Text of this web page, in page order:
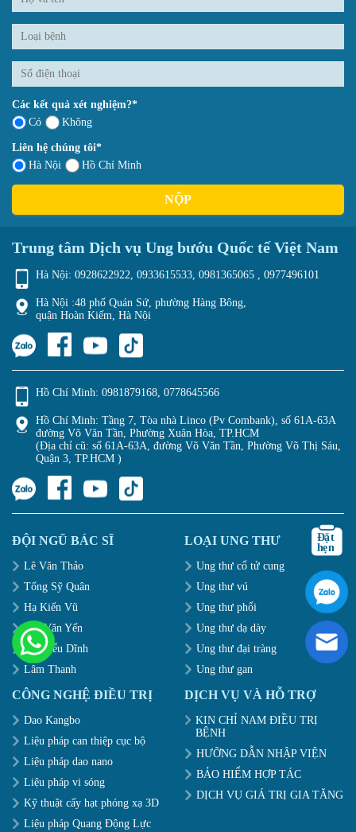
Các kết quả xét nghiệm?*
Có
Không
Liên hệ chúng tôi*
Hà Nội
Hồ Chí Minh
NỘP
Trung tâm Dịch vụ Ung bướu Quốc tế Việt Nam
Hà Nội: 0928622922, 0933615533, 0981365065 , 0977496101
Hà Nội :48 phố Quán Sứ, phường Hàng Bông,
quận Hoàn Kiếm, Hà Nội
Hồ Chí Minh: 0981879168, 0778645566
Hồ Chí Minh: Tầng 7, Tòa nhà Linco (Pv Combank), số 61A-63A
đường Võ Văn Tần, Phường Xuân Hòa, TP.HCM
(Địa chỉ cũ: số 61A-63A, đường Võ Văn Tần, Phường Võ Thị Sáu,
Quận 3, TP.HCM )
ĐỘI NGŨ BÁC SĨ
Lê Văn Thảo
Tống Sỹ Quân
Hạ Kiến Vũ
Đới Văn Yến
Mã Hiểu Dĩnh
Lâm Thanh
LOẠI UNG THƯ
Ung thư cổ tử cung
Ung thư vú
Ung thư phổi
Ung thư dạ dày
Ung thư đại tràng
Ung thư gan
CÔNG NGHỆ ĐIỀU TRỊ
Dao Kangbo
Liệu pháp can thiệp cục bộ
Liệu pháp dao nano
Liệu pháp vi sóng
Kỹ thuật cấy hạt phóng xạ 3D
Liệu pháp Quang Động Lực
DỊCH VỤ VÀ HỖ TRỢ
KIN CHỈ NAM ĐIỀU TRỊ
BỆNH
HƯỠNG DẪN NHẬP VIỆN
BẢO HIỂM HỢP TÁC
DỊCH VỤ GIÁ TRỊ GIA TĂNG